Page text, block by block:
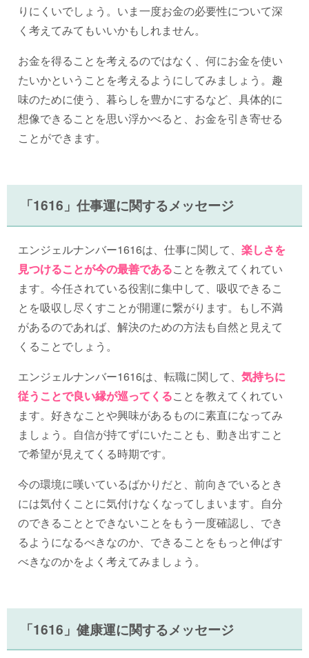
りにくいでしょう。いま一度お金の必要性について深
く考えてみてもいいかもしれません。
お金を得ることを考えるのではなく、何にお金を使い
たいかということを考えるようにしてみましょう。趣
味のために使う、暮らしを豊かにするなど、具体的に
想像できることを思い浮かべると、お金を引き寄せる
ことができます。
「1616」仕事運に関するメッセージ
エンジェルナンバー1616は、仕事に関して、 楽しさを
見つけることが今の最善であることを教えてくれてい
ます。今任されている役割に集中して、吸収できるこ
とを吸収し尽くすことが開運に繋がります。もし不満
があるのであれば、解決のための方法も自然と見えて
くることでしょう。
エンジェルナンバー1616は、転職に関して、 気持ちに
従うことで良い縁が巡ってくることを教えてくれてい
ます。好きなことや興味があるものに素直になってみ
ましょう。自信が持てずにいたことも、動き出すこと
で希望が見えてくる時期です。
今の環境に嘆いているばかりだと、前向きでいるとき
には気付くことに気付けなくなってしまいます。自分
のできることとできないことをもう一度確認し、でき
るようになるべきなのか、できることをもっと伸ばす
べきなのかをよく考えてみましょう。
「1616」健康運に関するメッセージ